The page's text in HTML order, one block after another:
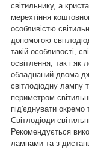
світильнику, а
мерехтіння
особливістю
допомогою
такій особливості,
освітлення, так і як
обладнаний двома
світлодіодну лампу
периметром
під'єднувати окремо
Світлодіоди
Рекомендується
лампами та з